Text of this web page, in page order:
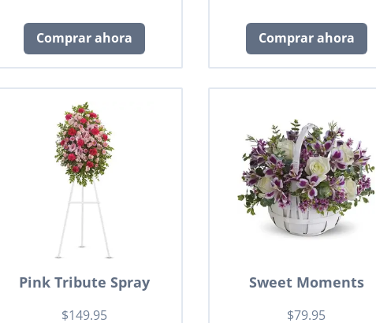
Comprar ahora Comprar ahora
Pink Tribute Spray
$149.95
Sweet Moments
$79.95